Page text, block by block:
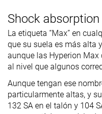
Clasificación #294
Popularidad #171 Top 29%
Shock absorption
La etiqueta “Max” en
que su suela es más alta
aunque las Hyperion Max
al nivel que algunos
Aunque tengan ese
particularmente altas, y
132 SA en el talón y 104